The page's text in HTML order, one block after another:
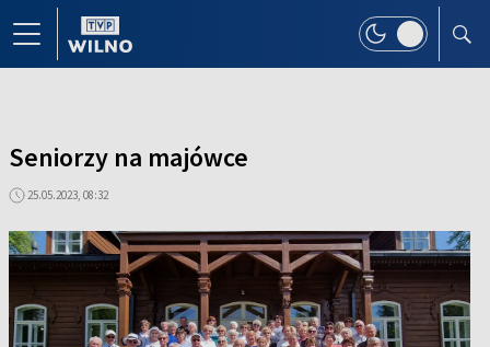
Seniorzy na majówce
25.05.2023, 08:32